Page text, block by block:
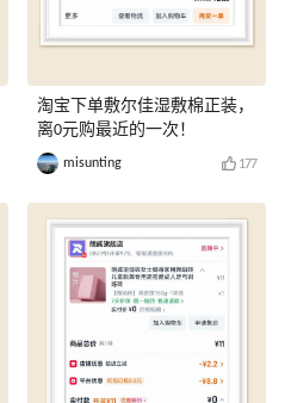
淘宝下单敷尔佳湿敷棉正装，
离0元购最近的一次！
misunting 177